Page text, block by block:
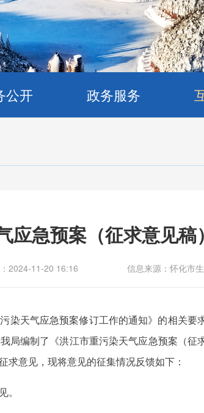
公开 政务服务
应急预案（征求意见
2024-11-20 16:16 信息来源：怀化市
染天气应急预案修订工作的通知》的相关
局编制了《洪江市重污染天气应急预案（
意见，现将意见的征集情况反馈如下：